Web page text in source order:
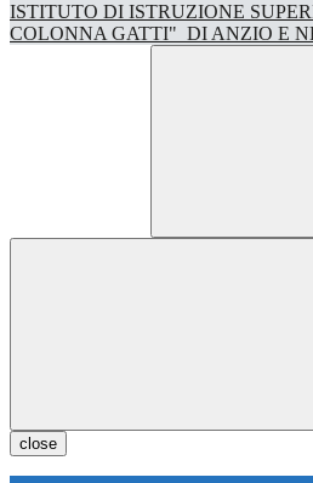
ISTITUTO DI ISTRUZIONE
COLONNA GATTI" DI ANZIO E
close